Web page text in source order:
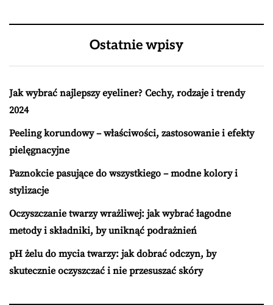
Ostatnie wpisy
Jak wybrać najlepszy eyeliner? Cechy, rodzaje i trendy
2024
Peeling korundowy – właściwości, zastosowanie i efekty
pielęgnacyjne
Paznokcie pasujące do wszystkiego – modne kolory i
stylizacje
Oczyszczanie twarzy wrażliwej: jak wybrać łagodne
metody i składniki, by uniknąć podrażnień
pH żelu do mycia twarzy: jak dobrać odczyn, by
skutecznie oczyszczać i nie przesuszać skóry